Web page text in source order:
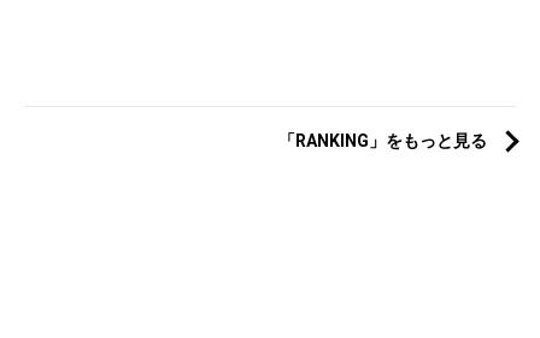
「RANKING」をもっと見る